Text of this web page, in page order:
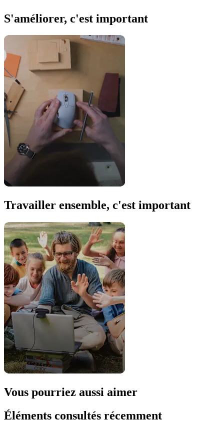
S'améliorer, c'est important
Travailler ensemble, c'est important
Vous pourriez aussi aimer
Éléments consultés récemment